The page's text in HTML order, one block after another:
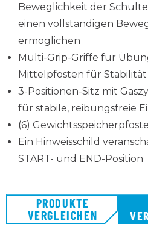
Beweglichkeit der
einen vollständigen
ermöglichen
Multi-Grip-Griffe für
Mittelpfosten für
3-Positionen-Sitz mit
für stabile, reibungsfreie
(6)
Ein Hinweisschild
START- und END-Position
PRODUKTE
VERGLEICHEN